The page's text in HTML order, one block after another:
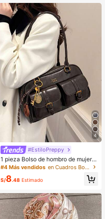
asados, oficinistas. Ideal para oficin
a, escuela, trabajo, negocios, viaje
s, actividades al aire libre y otras oc
asiones.
4
#EstiloPreppy
1 pieza Bolso de hombro de mujer d
e unicolor retro de piel de PU con m
ene con un accesorio colgante des
ede variar ligeramente)
#4 Más vendidos en Cuadros Bolsos De Hombro De Mujer
S/8.48 Estimado